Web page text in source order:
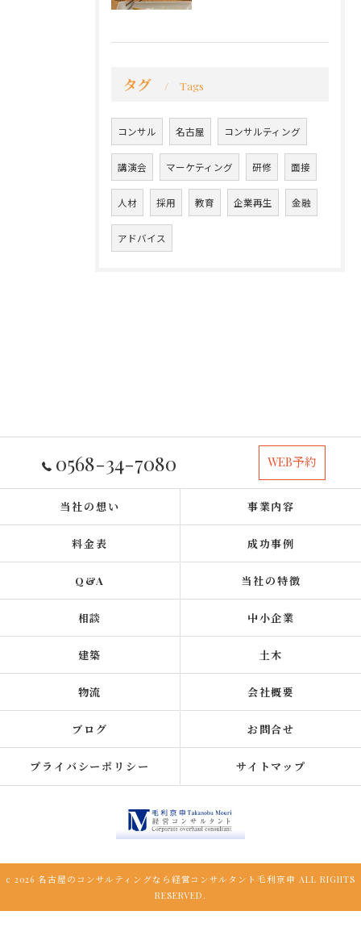
タグ Tags
コンサル 名古屋 コンサルティング
講演会 マーケティング 研修 面接
人材 採用 教育 企業再生 金融
アドバイス
0568-34-7080 WEB予約
当社の想い 事業内容
料金表 成功事例
Q&A 当社の特徴
相談 中小企業
建築 土木
物流 会社概要
ブログ お問合せ
プライバシーポリシー サイトマップ
c 2026 名古屋のコンサルティングなら経営コンサルタント毛利京申 ALL RIGHTS
RESERVED.